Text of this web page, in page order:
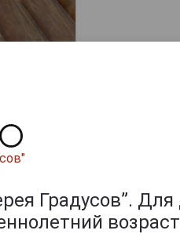
Градусов”. Для